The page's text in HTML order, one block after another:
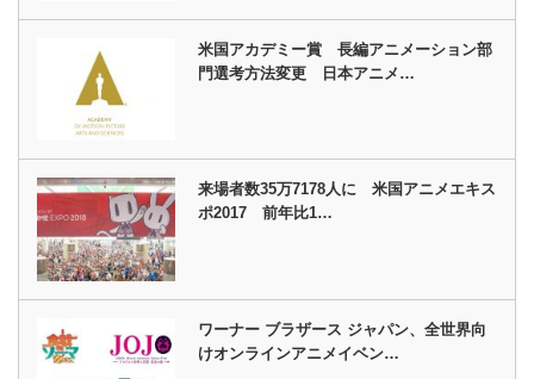
米国アカデミー賞 長編アニメーション部
門選考方法変更 日本アニメ…
来場者数35万7178人に 米国アニメエキス
ポ2017 前年比1…
ワーナー ブラザース ジャパン、全世界向
けオンラインアニメイベン…